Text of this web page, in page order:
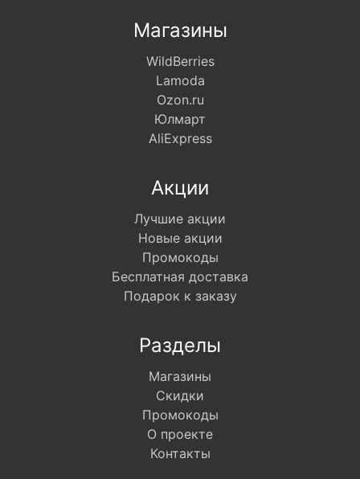
Магазины
WildBerries
Lamoda
Ozon.ru
Юлмарт
AliExpress
Акции
Лучшие акции
Новые акции
Промокоды
Бесплатная доставка
Подарок к заказу
Разделы
Магазины
Скидки
Промокоды
О проекте
Контакты